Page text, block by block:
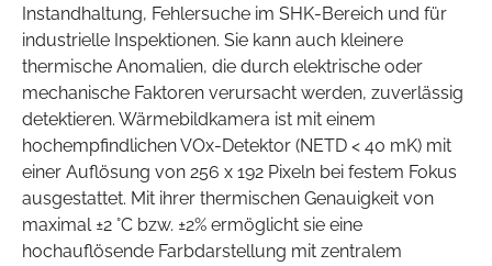
Instandhaltung, Fehlersuche im SHK-Bereich und für
industrielle Inspektionen. Sie kann auch kleinere
thermische Anomalien, die durch elektrische oder
mechanische Faktoren verursacht werden, zuverlässig
detektieren. Wärmebildkamera ist mit einem
hochempfindlichen VOx-Detektor (NETD < 40 mK) mit
einer Auflösung von 256 x 192 Pixeln bei festem Fokus
ausgestattet. Mit ihrer thermischen Genauigkeit von
maximal ±2 °C bzw. ±2% ermöglicht sie eine
hochauflösende Farbdarstellung mit zentralem